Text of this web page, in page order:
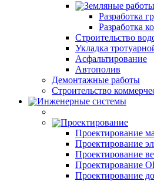
Земляные работы
Разработка
Разработка
Строительство
Укладка
Асфальтирование
Автополив
Демонтажные работы
Строительство
Инженерные системы
Проектирование
Проектирование
Проектирование
Проектирование
Проектирование
Проектирование